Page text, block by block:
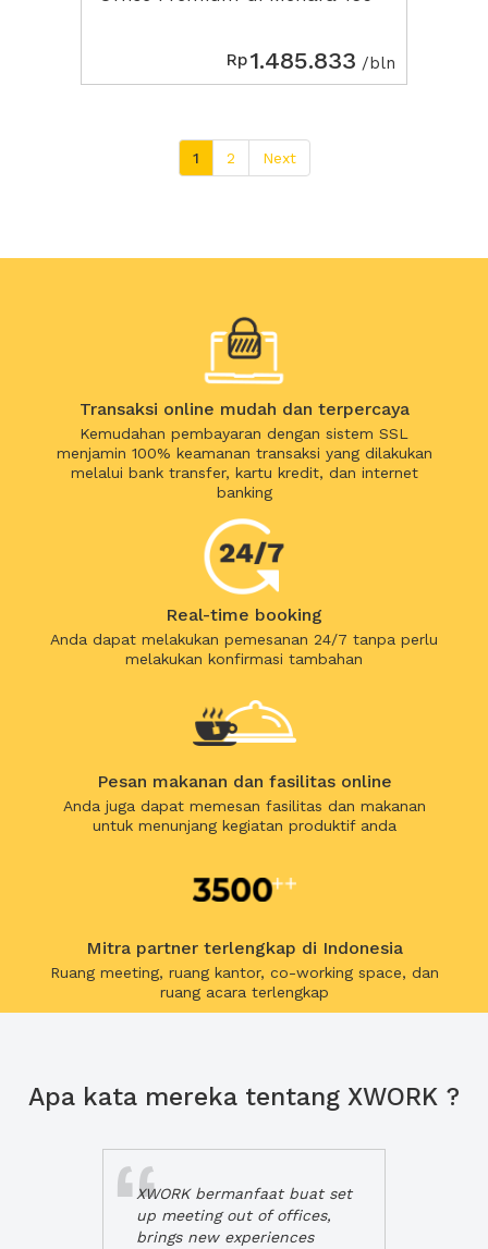
Rp1.485.833 /bln
1 2 Next
Transaksi online mudah dan terpercaya
Kemudahan pembayaran dengan sistem SSL
menjamin 100% keamanan transaksi yang dilakukan
melalui bank transfer, kartu kredit, dan internet
banking
Real-time booking
Anda dapat melakukan pemesanan 24/7 tanpa perlu
melakukan konfirmasi tambahan
Pesan makanan dan fasilitas online
Anda juga dapat memesan fasilitas dan makanan
untuk menunjang kegiatan produktif anda
Mitra partner terlengkap di Indonesia
Ruang meeting, ruang kantor, co-working space, dan
ruang acara terlengkap
Apa kata mereka tentang XWORK ?
XWORK bermanfaat buat set
up meeting out of offices,
brings new experiences